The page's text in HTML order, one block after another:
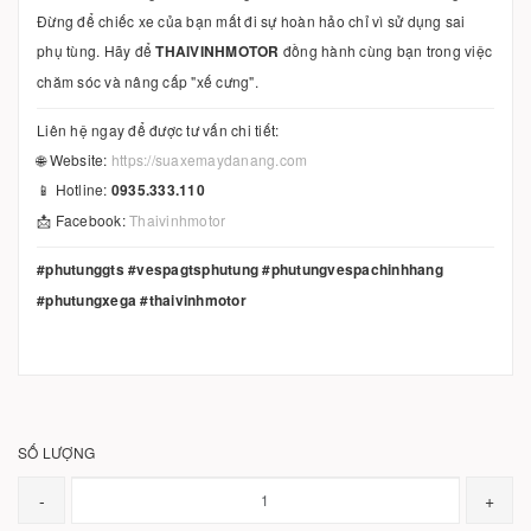
Đừng để chiếc xe của bạn mất đi sự hoàn hảo chỉ vì sử dụng sai
phụ tùng. Hãy đểTHAIVINHMOTOR đồng hành cùng bạn trong việc
chăm sóc và nâng cấp "xế cưng".
Liên hệ ngay để được tư vấn chi tiết:
🌐 Website: https://suaxemaydanang.com
📱 Hotline: 0935.333.110
📩 Facebook:Thaivinhmotor
#phutunggts #vespagtsphutung #phutungvespachinhhang
#phutungxega #thaivinhmotor
SỐ LƯỢNG
- +